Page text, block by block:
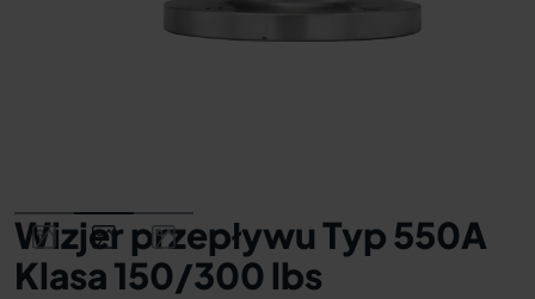
Wizjer przepływu Typ 550A
Klasa 150/300 lbs